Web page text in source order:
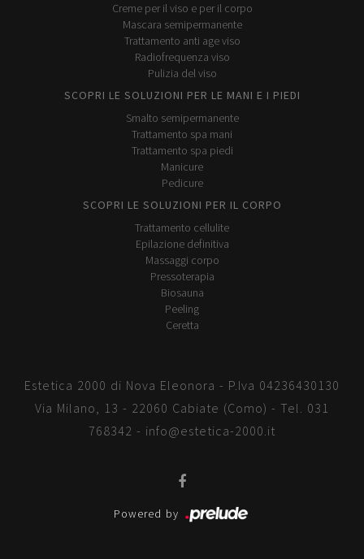
Creme per il viso e per il corpo
Mascara semipermanente
Trattamento anti age viso
Radiofrequenza viso
Pulizia del viso
SCOPRI LE SOLUZIONI PER LE MANI E I PIEDI
Smalto semipermanente
Trattamento spa mani
Trattamento spa piedi
Manicure
Pedicure
SCOPRI LE SOLUZIONI PER IL CORPO
Trattamento cellulite
Epilazione definitiva
Massaggi corpo
Pressoterapia
Biosauna
Peeling
Ceretta
Estetica 2000 di Nova Eleonora - P.Iva 04236430130
Via Milano, 13 - 22060 Cabiate (Como) - Tel. 031
768342 - info@estetica-2000.it
Powered by